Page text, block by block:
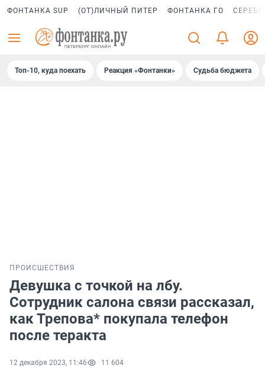
ФОНТАНКА SUP (ОТ)ЛИЧНЫЙ ПИТЕР ФОНТАНКА ГО
Топ-10, куда поехать Реакция «Фонтанки» Судьба бюджета
ПРОИСШЕСТВИЯ
Девушка с точкой на лбу.
Сотрудник салона связи рассказал,
как Трепова* покупала телефон
после теракта
12 декабря 2023, 11:46 11 604